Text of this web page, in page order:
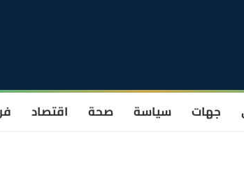
جهات سياسة صحة اقتصاد